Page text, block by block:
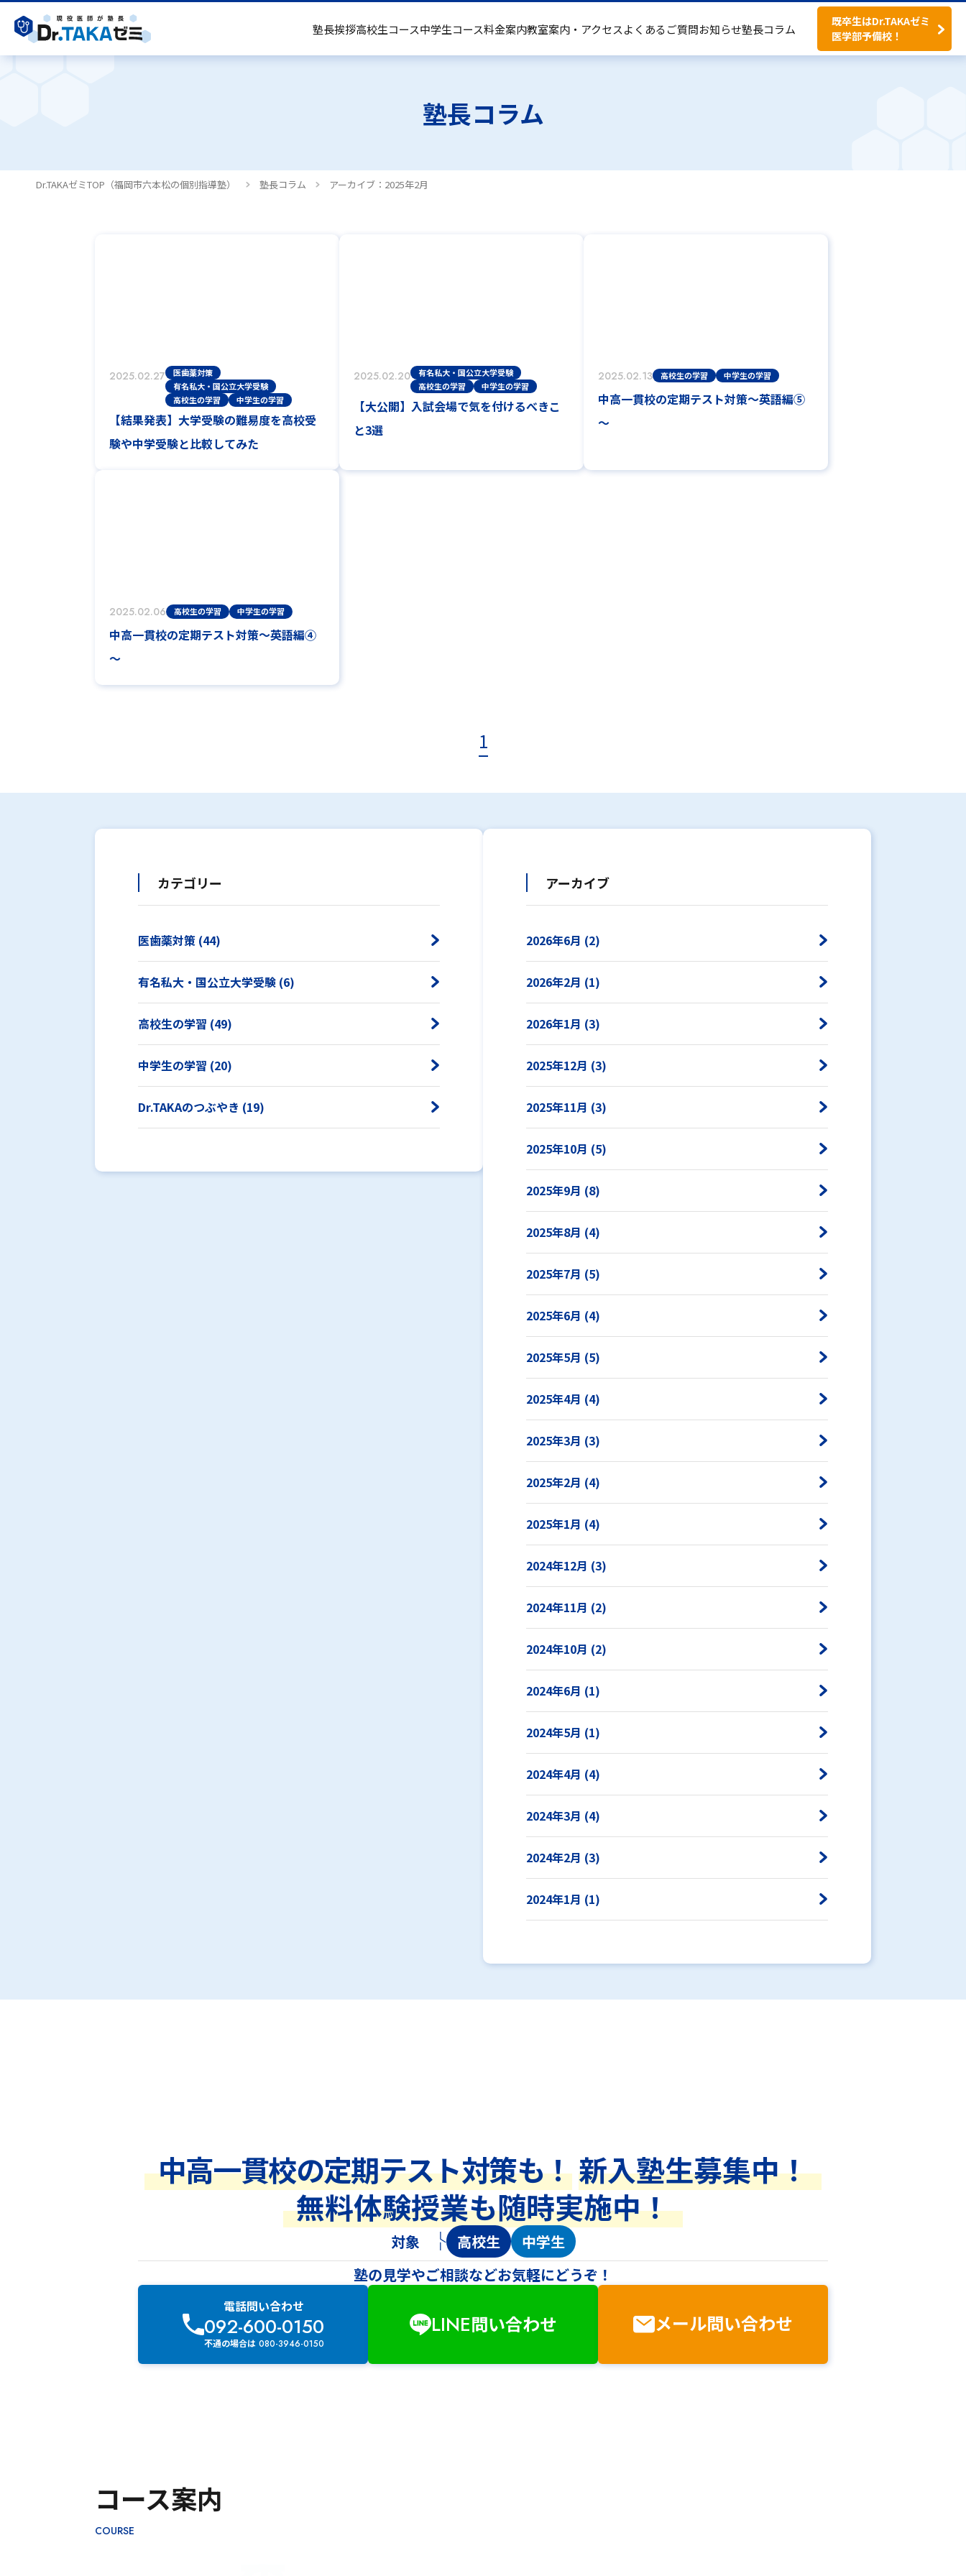
塾長挨拶高校生コース中学生コース料金案内教室案内・アクセスよくあるご質問お知らせ塾長コラム
既卒生はDr.TAKAゼミ
医学部予備校！
お知らせ
塾長コラム
Dr.TAKAゼミTOP（福岡市六本松の個別指導塾） 塾長コラム アーカイブ：2025年2月
2025.02.27
医歯薬対策
有名私大・国公立大学受験
高校生の学習
中学生の学習
【結果発表】大学受験の難易度を高校受
験や中学受験と比較してみた
2025.02.20
有名私大・国公立大学受験
高校生の学習
中学生の学習
【大公開】入試会場で気を付けるべきこ
と3選
2025.02.13 高校生の学習 中学生の学習
中高一貫校の定期テスト対策～英語編⑤
～
2025.02.06 高校生の学習 中学生の学習
中高一貫校の定期テスト対策～英語編④
～
1
カテゴリー
医歯薬対策 (44)
有名私大・国公立大学受験 (6)
高校生の学習 (49)
中学生の学習 (20)
Dr.TAKAのつぶやき (19)
アーカイブ
2026年6月 (2)
2026年2月 (1)
2026年1月 (3)
2025年12月 (3)
2025年11月 (3)
2025年10月 (5)
2025年9月 (8)
2025年8月 (4)
2025年7月 (5)
2025年6月 (4)
2025年5月 (5)
2025年4月 (4)
2025年3月 (3)
2025年2月 (4)
2025年1月 (4)
2024年12月 (3)
2024年11月 (2)
2024年10月 (2)
2024年6月 (1)
2024年5月 (1)
2024年4月 (4)
2024年3月 (4)
2024年2月 (3)
2024年1月 (1)
中高一貫校の定期テスト対策も！新入塾生募集中！
無料体験授業も随時実施中！
対象 高校生
中学生
塾の見学やご相談などお気軽にどうぞ！
電話問い合わせ
092-600-0150
不通の場合は 080-3946-0150
LINE問い合わせ メール問い合わせ
コース案内
COURSE